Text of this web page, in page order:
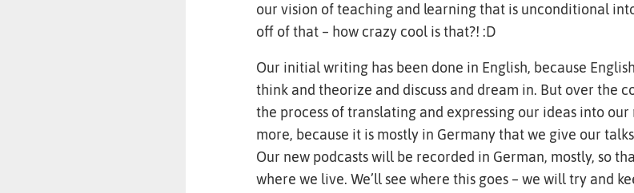
our vision of teaching and learning that is unconditional
off of that – how crazy cool is that?! :D
Our initial writing has been done in English, because
think and theorize and discuss and dream in. But over the
the process of translating and expressing our ideas into
more, because it is mostly in Germany that we give our
Our new podcasts will be recorded in German, mostly, so
where we live. We’ll see where this goes – we will try and